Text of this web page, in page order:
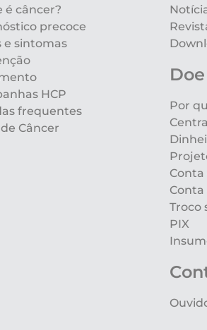
é câncer?
precoce
e sintomas
HCP
frequentes
Câncer
Doe
Por
Conta
Conta
Troco
PIX